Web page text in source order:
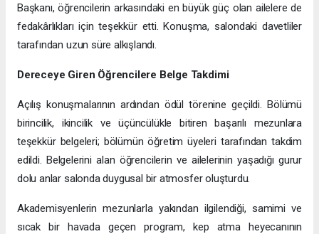
Başkanı, öğrencilerin arkasındaki en büyük güç olan ailelere de
fedakârlıkları için teşekkür etti. Konuşma, salondaki davetliler
tarafından uzun süre alkışlandı.
Dereceye Giren Öğrencilere Belge Takdimi
Açılış konuşmalarının ardından ödül törenine geçildi. Bölümü
birincilik, ikincilik ve üçüncülükle bitiren başarılı mezunlara
teşekkür belgeleri; bölümün öğretim üyeleri tarafından takdim
edildi. Belgelerini alan öğrencilerin ve ailelerinin yaşadığı gurur
dolu anlar salonda duygusal bir atmosfer oluşturdu.
Akademisyenlerin mezunlarla yakından ilgilendiği, samimi ve
sıcak bir havada geçen program, kep atma heyecanının